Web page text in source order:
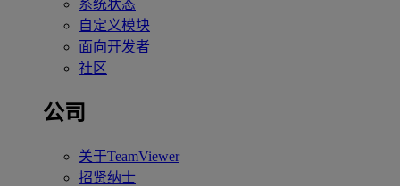
系统状态
自定义模块
面向开发者
社区
公司
关于TeamViewer
招贤纳士